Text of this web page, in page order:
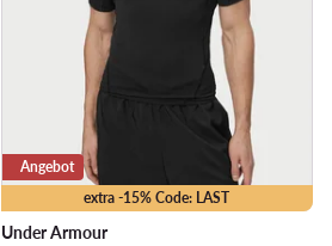
extra -15% Code: LAST
Angebot
Under Armour